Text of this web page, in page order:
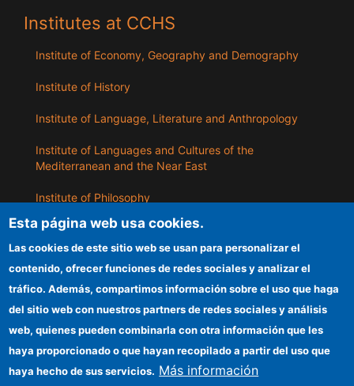
Institutes at CCHS
Institute of Economy, Geography and Demography
Institute of History
Institute of Language, Literature and Anthropology
Institute of Languages ​​and Cultures of the
Mediterranean and the Near East
Institute of Philosophy
Institute of Public Policies and Goods
ILLA
CSIC Electronic Office
Information for providers
Funding entities
Esta página web usa cookies.
Las cookies de este sitio web se usan para personalizar el
contenido, ofrecer funciones de redes sociales y analizar el
tráfico. Además, compartimos información sobre el uso que haga
del sitio web con nuestros partners de redes sociales y análisis
web, quienes pueden combinarla con otra información que les
haya proporcionado o que hayan recopilado a partir del uso que
haya hecho de sus servicios. Más información